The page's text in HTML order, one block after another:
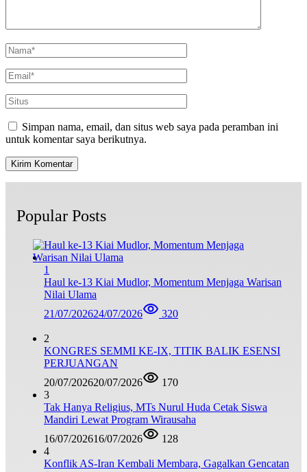
Simpan nama, email, dan situs web saya pada peramban ini
untuk komentar saya berikutnya.
Popular Posts
1
Haul ke-13 Kiai Mudlor, Momentum Menjaga Warisan
Nilai Ulama
21/07/202624/07/2026 320
2
KONGRES SEMMI KE-IX, TITIK BALIK ESENSI
PERJUANGAN
20/07/202620/07/2026
170
3
Tak Hanya Religius, MTs Nurul Huda Cetak Siswa
Mandiri Lewat Program Wirausaha
16/07/202616/07/2026
128
4
Konflik AS-Iran Kembali Membara, Gagalkan Gencatan